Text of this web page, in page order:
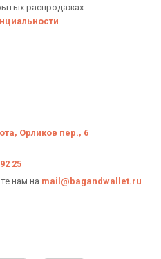
распродажах:
Орликов пер., 6
25
нам на mail@bagandwallet.ru